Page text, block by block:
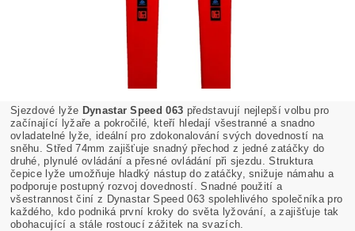
Sjezdové lyže Dynastar Speed ​​​​063 představují nejlepší volbu pro
začínající lyžaře a pokročilé, kteří hledají všestranné a snadno
ovladatelné lyže, ideální pro zdokonalování svých dovedností na
sněhu.
Střed 74mm zajišťuje snadný přechod z jedné zatáčky do
druhé, plynulé ovládání a přesné ovládání při sjezdu.
Struktura
čepice lyže umožňuje hladký nástup do zatáčky, snižuje námahu a
podporuje postupný rozvoj dovedností.
Snadné použití a
všestrannost činí z Dynastar Speed ​​​​063 spolehlivého společníka pro
každého, kdo podniká první kroky do světa lyžování, a zajišťuje tak
obohacující a stále rostoucí zážitek na svazích.